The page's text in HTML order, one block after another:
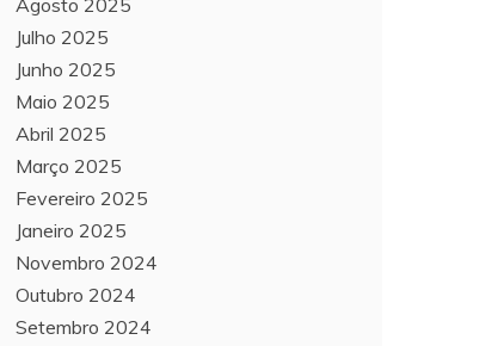
Agosto 2025
Julho 2025
Junho 2025
Maio 2025
Abril 2025
Março 2025
Fevereiro 2025
Janeiro 2025
Novembro 2024
Outubro 2024
Setembro 2024